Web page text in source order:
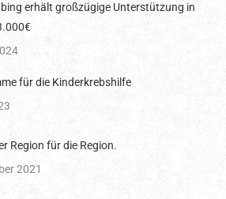
erhält großzügige Unterstützung in
für die Kinderkrebshilfe
Region für die Region.
2021